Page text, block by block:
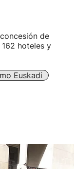
de
hoteles y
Euskadi